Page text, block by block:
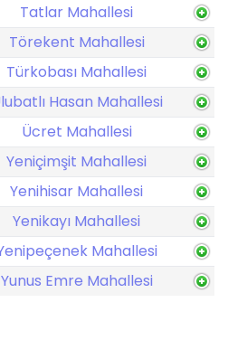
Tatlar Mahallesi
Törekent Mahallesi
Türkobası Mahallesi
Hasan Mahallesi
Ücret Mahallesi
Yeniçimşit Mahallesi
Yenihisar Mahallesi
Yenikayı Mahallesi
Mahallesi
Yunus Emre Mahallesi